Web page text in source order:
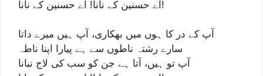
اے حسنین کے نانا! اے حسنین کے نانا!
آپ کے در کا ہوں میں بھکاری، آپ ہیں میرے داتا
سارے رشتہ ناطوں سے ہے پیارا اپنا ناطہ
آپ تو ہیں، آتا ہے جن کو سب کی لاج نبانا